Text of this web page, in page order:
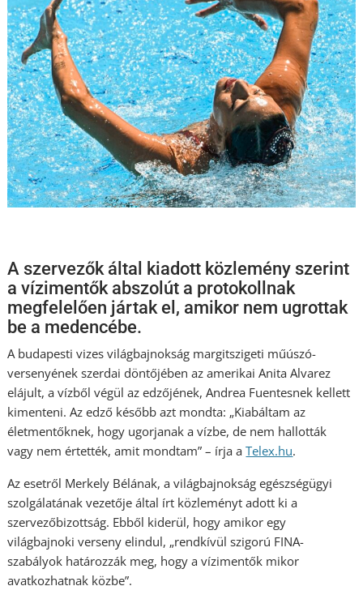
A szervezők által kiadott közlemény szerint
a vízimentők abszolút a protokollnak
megfelelően jártak el, amikor nem ugrottak
be a medencébe.
A budapesti vizes világbajnokság margitszigeti műúszó-
versenyének szerdai döntőjében az amerikai Anita Alvarez
elájult, a vízből végül az edzőjének, Andrea Fuentesnek kellett
kimenteni. Az edző később azt mondta: „Kiabáltam az
életmentőknek, hogy ugorjanak a vízbe, de nem hallották
vagy nem értették, amit mondtam” – írja aTelex.hu.
Az esetről Merkely Bélának, a világbajnokság egészségügyi
szolgálatának vezetője által írt közleményt adott ki a
szervezőbizottság. Ebből kiderül, hogy amikor egy
világbajnoki verseny elindul, „rendkívül szigorú FINA-
szabályok határozzák meg, hogy a vízimentők mikor
avatkozhatnak közbe”.